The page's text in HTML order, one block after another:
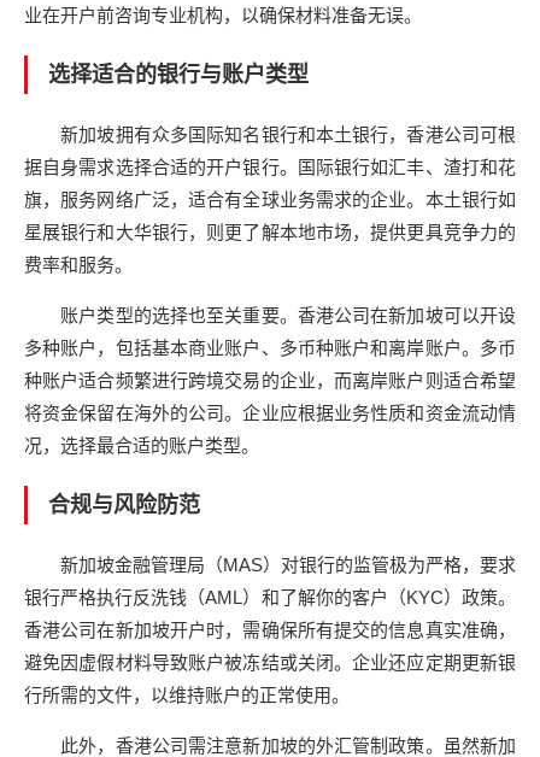
业在开户前咨询专业机构，以确保材料准备无误。
选择适合的银行与账户类型
新加坡拥有众多国际知名银行和本土银行，香港公司可根
据自身需求选择合适的开户银行。国际银行如汇丰、渣打和花
旗，服务网络广泛，适合有全球业务需求的企业。本土银行如
星展银行和大华银行，则更了解本地市场，提供更具竞争力的
费率和服务。
账户类型的选择也至关重要。香港公司在新加坡可以开设
多种账户，包括基本商业账户、多币种账户和离岸账户。多币
种账户适合频繁进行跨境交易的企业，而离岸账户则适合希望
将资金保留在海外的公司。企业应根据业务性质和资金流动情
况，选择最合适的账户类型。
合规与风险防范
新加坡金融管理局（MAS）对银行的监管极为严格，要求
银行严格执行反洗钱（AML）和了解你的客户（KYC）政策。
香港公司在新加坡开户时，需确保所有提交的信息真实准确，
避免因虚假材料导致账户被冻结或关闭。企业还应定期更新银
行所需的文件，以维持账户的正常使用。
此外，香港公司需注意新加坡的外汇管制政策。虽然新加